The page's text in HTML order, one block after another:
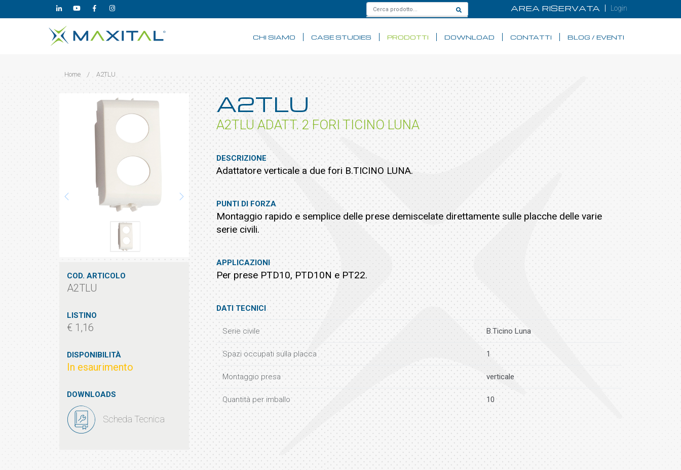
AREA RISERVATA Login
CHI SIAMO CASE STUDIES PRODOTTI DOWNLOAD CONTATTI BLOG / EVENTI
Home / A2TLU
COD. ARTICOLO
A2TLU
LISTINO
€ 1,16
DISPONIBILITÀ
In esaurimento
DOWNLOADS
Scheda Tecnica
A2TLU
A2TLU ADATT. 2 FORI TICINO LUNA
DESCRIZIONE
Adattatore verticale a due fori B.TICINO LUNA.
PUNTI DI FORZA
Montaggio rapido e semplice delle prese demiscelate direttamente sulle placche delle varie
serie civili.
APPLICAZIONI
Per prese PTD10, PTD10N e PT22.
DATI TECNICI
Serie civile B.Ticino Luna
Spazi occupati sulla placca 1
Montaggio presa verticale
Quantità per imballo 10